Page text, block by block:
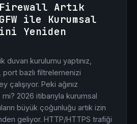
Artık
ile Kurumsal
Yeniden
kurulumu yaptınız,
port bazlı filtrelemenizi
çalışıyor. Peki ağınız
2026 itibarıyla kurumsal
büyük çoğunluğu artık izin
geliyor. HTTP/HTTPS trafiği